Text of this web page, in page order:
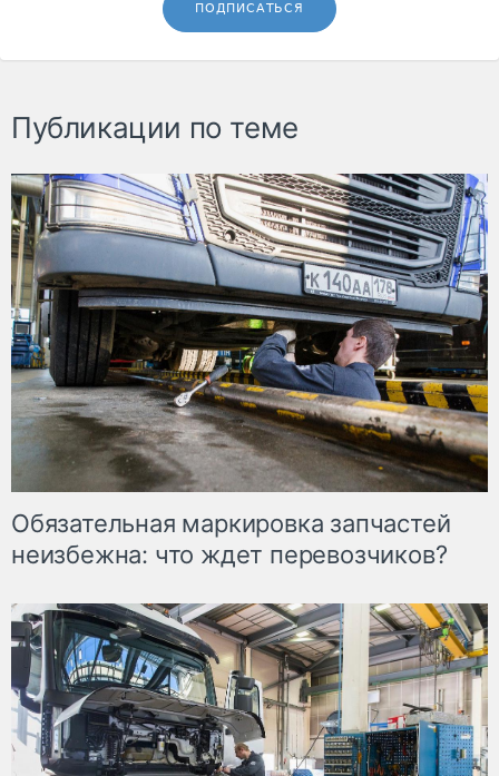
ПОДПИСАТЬСЯ
Публикации по теме
Обязательная маркировка запчастей
неизбежна: что ждет перевозчиков?